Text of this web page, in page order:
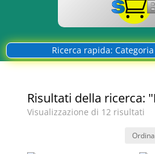
Ricerca rapida:
Risultati della ricerca:
Visualizzazione di 12 risultati